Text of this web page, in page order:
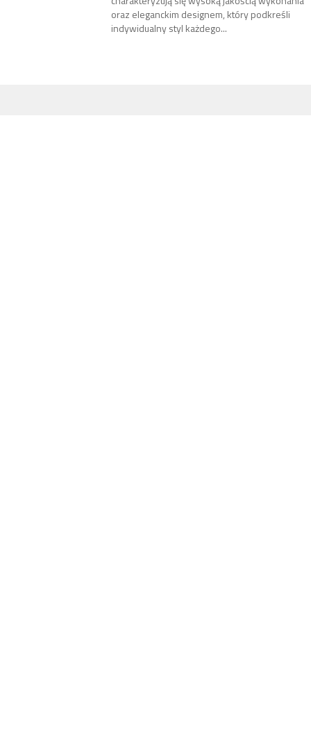
oraz eleganckim designem, który podkreśli
indywidualny styl każdego...